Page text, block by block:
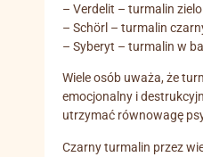
– Verdelit – turmalin
– Schörl – turmalin
– Syberyt – turmalin w
Wiele osób uważa, że
emocjonalny i
utrzymać równowagę
Czarny turmalin przez